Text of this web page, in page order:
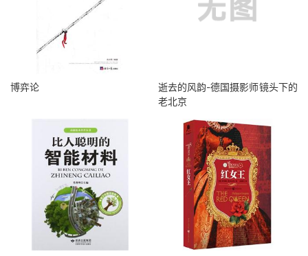
博弈论
逝去的风韵-德国摄影师镜头下的
老北京